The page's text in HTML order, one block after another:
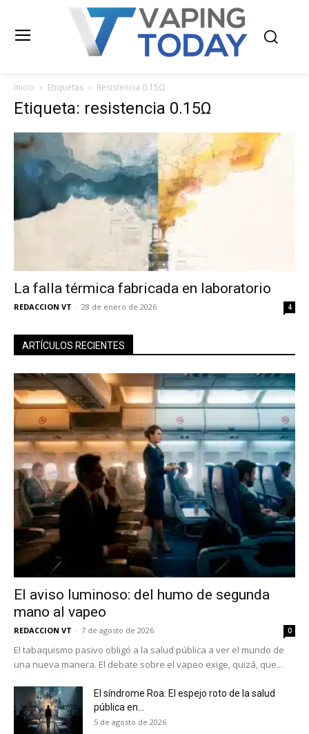
Inicio Etiquetas Resistencia 0.15Ω
Etiqueta: resistencia 0.15Ω
La falla térmica fabricada en laboratorio
REDACCION VT - 28 de enero de 2026 4
ARTÍCULOS RECIENTES
El aviso luminoso: del humo de segunda
mano al vapeo
REDACCION VT - 7 de agosto de 2026 0
El tabaquismo pasivo obligó a la salud pública a ver el mundo de
una nueva manera. El debate sobre el vapeo exige, quizá, que...
El síndrome Roa: El espejo roto de la salud
pública en...
5 de agosto de 2026